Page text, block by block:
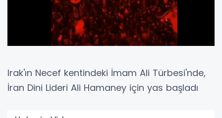
Irak'ın Necef kentindeki İmam Ali Türbesi'nde,
İran Dini Lideri Ali Hamaney için yas başladı